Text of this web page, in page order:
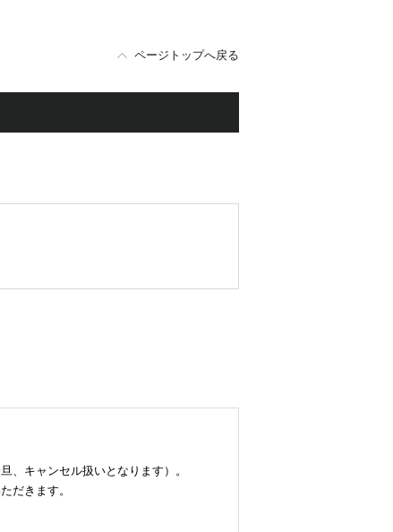
ページトップへ戻る
、キャンセル扱いとなります）。
だきます。